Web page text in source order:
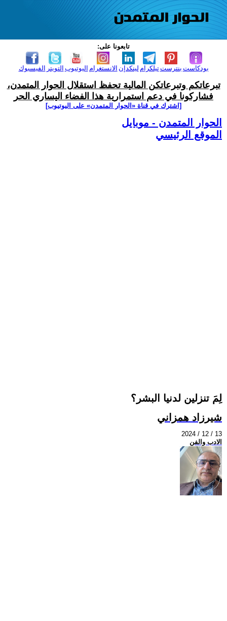
تابعونا على:
الفيسبوك التويتر اليوتيوب الانستغرام لينكدإن تيلكرامبنترست بودكاست
تبرعاتكم وتبرعاتكن المالية تحفظ استقلال الحوار المتمدن،
فشاركونا في دعم استمرارية هذا الفضاء اليساري الحر
[اشترك في قناة ‫«الحوار المتمدن» على اليوتيوب]
الحوار المتمدن - موبايل
الموقع الرئيسي
لِمَ تنزلين لدنيا البشر؟
شيرزاد همزاني
2024 / 12 / 13
الادب والفن